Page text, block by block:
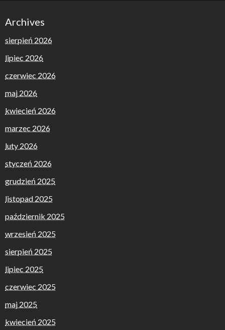
Archives
sierpień 2026
lipiec 2026
czerwiec 2026
maj 2026
kwiecień 2026
marzec 2026
luty 2026
styczeń 2026
grudzień 2025
listopad 2025
październik 2025
wrzesień 2025
sierpień 2025
lipiec 2025
czerwiec 2025
maj 2025
kwiecień 2025